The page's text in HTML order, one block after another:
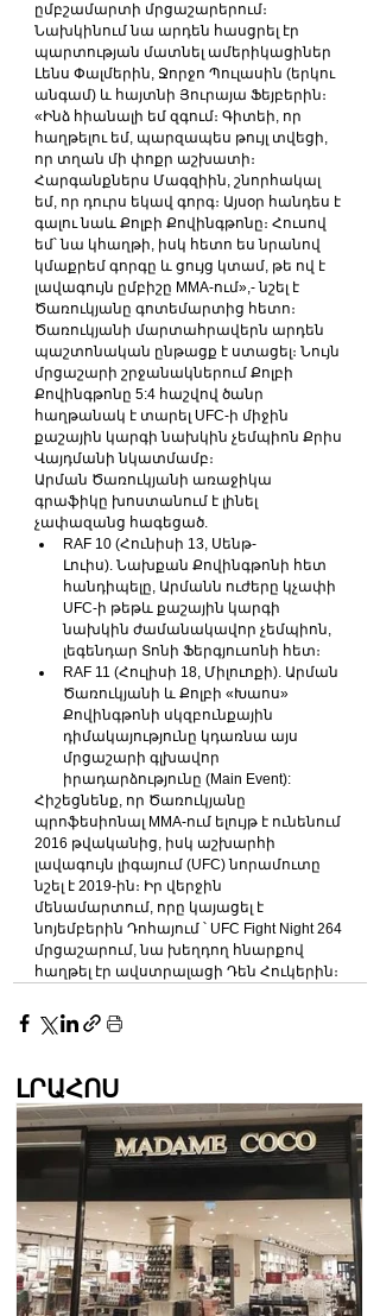
ըմբշամարտի մրցաշարերում։
Նախկինում նա արդեն հասցրել էր
պարտության մատնել ամերիկացիներ
Լենս Փալմերին, Ջորջո Պուլասին (երկու
անգամ) և հայտնի Յուրայա Ֆեյբերին։
«Ինձ հիանալի եմ զգում։ Գիտեի, որ
հաղթելու եմ, պարզապես թույլ տվեցի,
որ տղան մի փոքր աշխատի։
Հարգանքներս Մագզիին, շնորհակալ
եմ, որ դուրս եկավ գորգ։ Այսօր հանդես է
գալու նաև Քոլբի Քովինգթոնը։ Հուսով
եմ՝ նա կհաղթի, իսկ հետո ես նրանով
կմաքրեմ գորգը և ցույց կտամ, թե ով է
լավագույն ըմբիշը MMA-ում»,- նշել է
Ծառուկյանը գոտեմարտից հետո։
Ծառուկյանի մարտահրավերն արդեն
պաշտոնական ընթացք է ստացել։ Նույն
մրցաշարի շրջանակներում Քոլբի
Քովինգթոնը 5:4 հաշվով ծանր
հաղթանակ է տարել UFC-ի միջին
քաշային կարգի նախկին չեմպիոն Քրիս
Վայդմանի նկատմամբ։
Արման Ծառուկյանի առաջիկա
գրաֆիկը խոստանում է լինել
չափազանց հագեցած.
RAF 10 (Հունիսի 13, Սենթ-
Լուիս). Նախքան Քովինգթոնի հետ
հանդիպելը, Արմանն ուժերը կչափի
UFC-ի թեթև քաշային կարգի
նախկին ժամանակավոր չեմպիոն,
լեգենդար Տոնի Ֆերգյուսոնի հետ։
RAF 11 (Հուլիսի 18, Միլուոքի). Արման
Ծառուկյանի և Քոլբի «Խաոս»
Քովինգթոնի սկզբունքային
դիմակայությունը կդառնա այս
մրցաշարի գլխավոր
իրադարձությունը (Main Event):
Հիշեցնենք, որ Ծառուկյանը
պրոֆեսիոնալ MMA-ում ելույթ է ունենում
2016 թվականից, իսկ աշխարհի
լավագույն լիգայում (UFC) նորամուտը
նշել է 2019-ին։ Իր վերջին
մենամարտում, որը կայացել է
նոյեմբերին Դոհայում ՝ UFC Fight Night 264
մրցաշարում, նա խեղդող հնարքով
հաղթել էր ավստրալացի Դեն Հուկերին։
ԼՐԱՀՈՍ